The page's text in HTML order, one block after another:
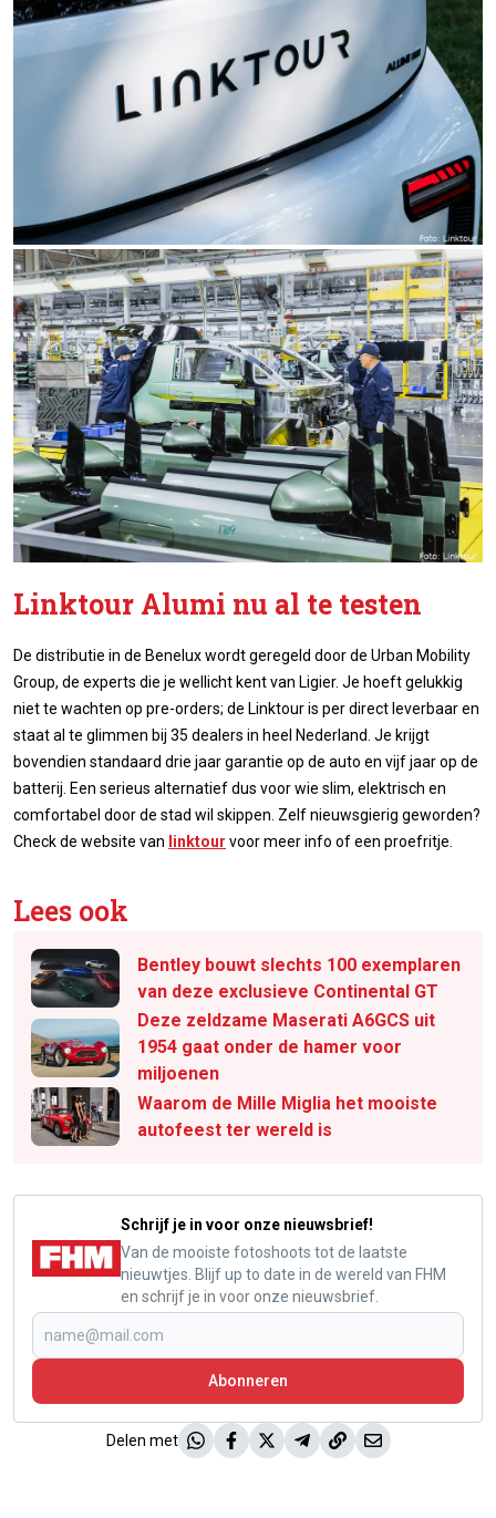
Linktour Alumi nu al te testen
De distributie in de Benelux wordt geregeld door de Urban Mobility
Group, de experts die je wellicht kent van Ligier. Je hoeft gelukkig
niet te wachten op pre-orders; de Linktour is per direct leverbaar en
staat al te glimmen bij 35 dealers in heel Nederland. Je krijgt
bovendien standaard drie jaar garantie op de auto en vijf jaar op de
batterij. Een serieus alternatief dus voor wie slim, elektrisch en
comfortabel door de stad wil skippen. Zelf nieuwsgierig geworden?
Check de website van linktour voor meer info of een proefritje.
Lees ook
Bentley bouwt slechts 100 exemplaren
van deze exclusieve Continental GT
Deze zeldzame Maserati A6GCS uit
1954 gaat onder de hamer voor
miljoenen
Waarom de Mille Miglia het mooiste
autofeest ter wereld is
Schrijf je in voor onze nieuwsbrief!
Van de mooiste fotoshoots tot de laatste
nieuwtjes. Blijf up to date in de wereld van FHM
en schrijf je in voor onze nieuwsbrief.
Abonneren
Delen met